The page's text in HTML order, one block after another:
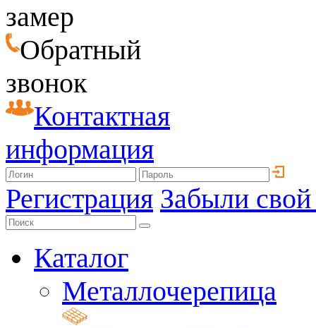
замер
Обратный
звонок
Контактная
информация
Регистрация Забыли
Каталог
Металлочерепица